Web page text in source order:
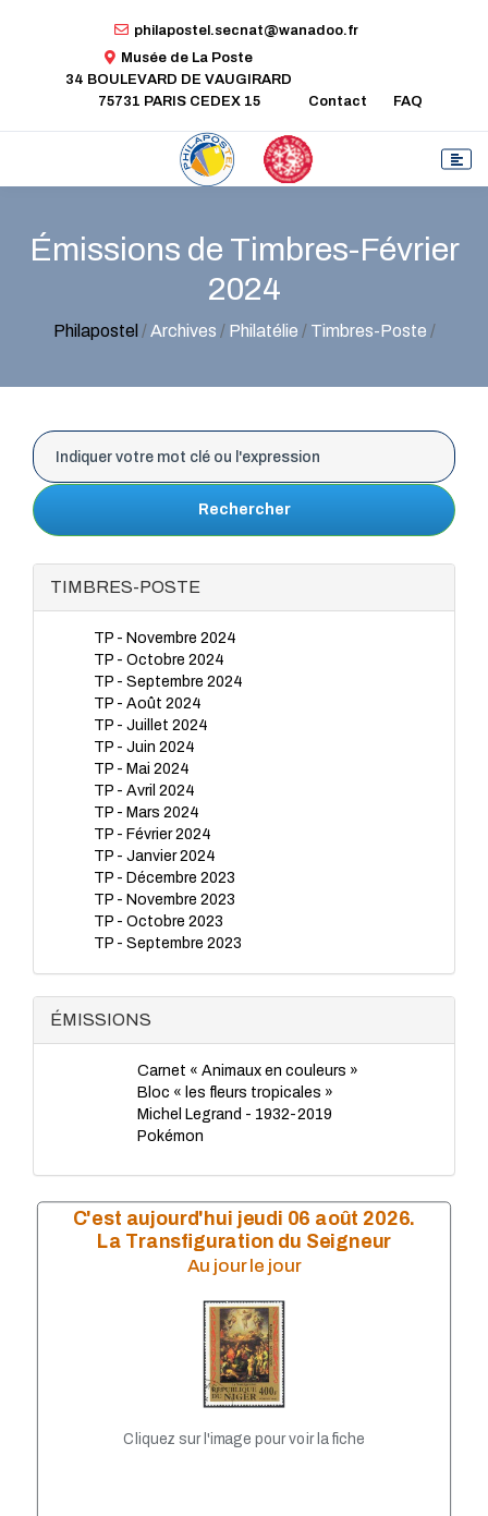
philapostel.secnat@wanadoo.fr
Musée de La Poste
34 BOULEVARD DE VAUGIRARD
75731 PARIS CEDEX 15
Contact FAQ
Émissions de Timbres-Février
2024
Philapostel /Archives / Philatélie / Timbres-Poste /
Rechercher
TIMBRES-POSTE
TP - Novembre 2024
TP - Octobre 2024
TP - Septembre 2024
TP - Août 2024
TP - Juillet 2024
TP - Juin 2024
TP - Mai 2024
TP - Avril 2024
TP - Mars 2024
TP - Février 2024
TP - Janvier 2024
TP - Décembre 2023
TP - Novembre 2023
TP - Octobre 2023
TP - Septembre 2023
TP - Avril 2023
TP - Février 2023
TP - Janvier 2023
TP - Novembre 2022
TP - Octobre 2022
TP - Juillet 2022
TP - Juin 2022
TP - Mai 2022
TP - Avril 2022
TP - Février 2022
TP - Janvier 2022
TP - Novembre 2021
TP - Octobre 2021
TP - Septembre 2021
TP - Juin 2021
ÉMISSIONS
Carnet « Animaux en couleurs »
Bloc « les fleurs tropicales »
Michel Legrand - 1932-2019
Pokémon
C'est aujourd'hui jeudi 06 août 2026.
La Transfiguration du Seigneur
Au jour le jour
Cliquez sur l'image pour voir la fiche